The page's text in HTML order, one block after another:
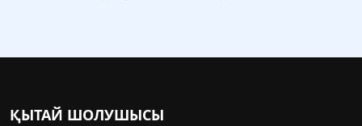
ҚЫТАЙ ШОЛУШЫСЫ